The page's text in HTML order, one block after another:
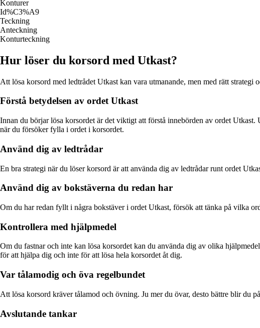
Konturer
Id%C3%A9
Teckning
Anteckning
Konturteckning
Hur löser du korsord med Utkast?
Att lösa korsord med ledtrådet Utkast kan vara utmanande, men med rätt
Förstå betydelsen av ordet Utkast
Innan du börjar lösa korsordet är det viktigt att förstå innebörden av ordet
när du försöker fylla i ordet i korsordet.
Använd dig av ledtrådar
En bra strategi när du löser korsord är att använda dig av ledtrådar runt ordet
Använd dig av bokstäverna du redan har
Om du har redan fyllt i några bokstäver i ordet Utkast, försök att tänka på vilka
Kontrollera med hjälpmedel
Om du fastnar och inte kan lösa korsordet kan du använda dig av olika
för att hjälpa dig och inte för att lösa hela korsordet åt dig.
Var tålamodig och öva regelbundet
Att lösa korsord kräver tålamod och övning. Ju mer du övar, desto bättre blir du
Avslutande tankar